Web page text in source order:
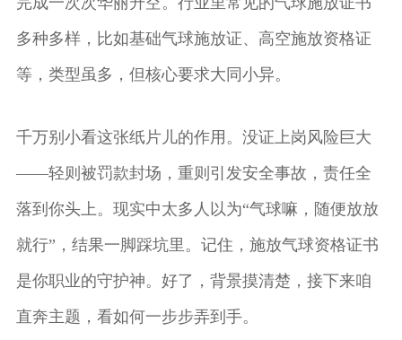
多种多样，比如基础气球施放证、高空施放资格证
等，类型虽多，但核心要求大同小异。
千万别小看这张纸片儿的作用。没证上岗风险巨大
——轻则被罚款封场，重则引发安全事故，责任全
落到你头上。现实中太多人以为“气球嘛，随便放放
就行”，结果一脚踩坑里。记住，施放气球资格证书
是你职业的守护神。好了，背景摸清楚，接下来咱
直奔主题，看如何一步步弄到手。